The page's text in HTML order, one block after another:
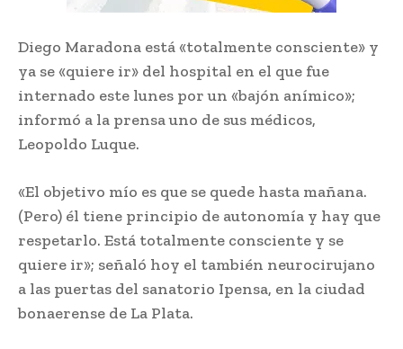
Diego Maradona está «totalmente consciente» y
ya se «quiere ir» del hospital en el que fue
internado este lunes por un «bajón anímico»;
informó a la prensa uno de sus médicos,
Leopoldo Luque.
«El objetivo mío es que se quede hasta mañana.
(Pero) él tiene principio de autonomía y hay que
respetarlo. Está totalmente consciente y se
quiere ir»; señaló hoy el también neurocirujano
a las puertas del sanatorio Ipensa, en la ciudad
bonaerense de La Plata.